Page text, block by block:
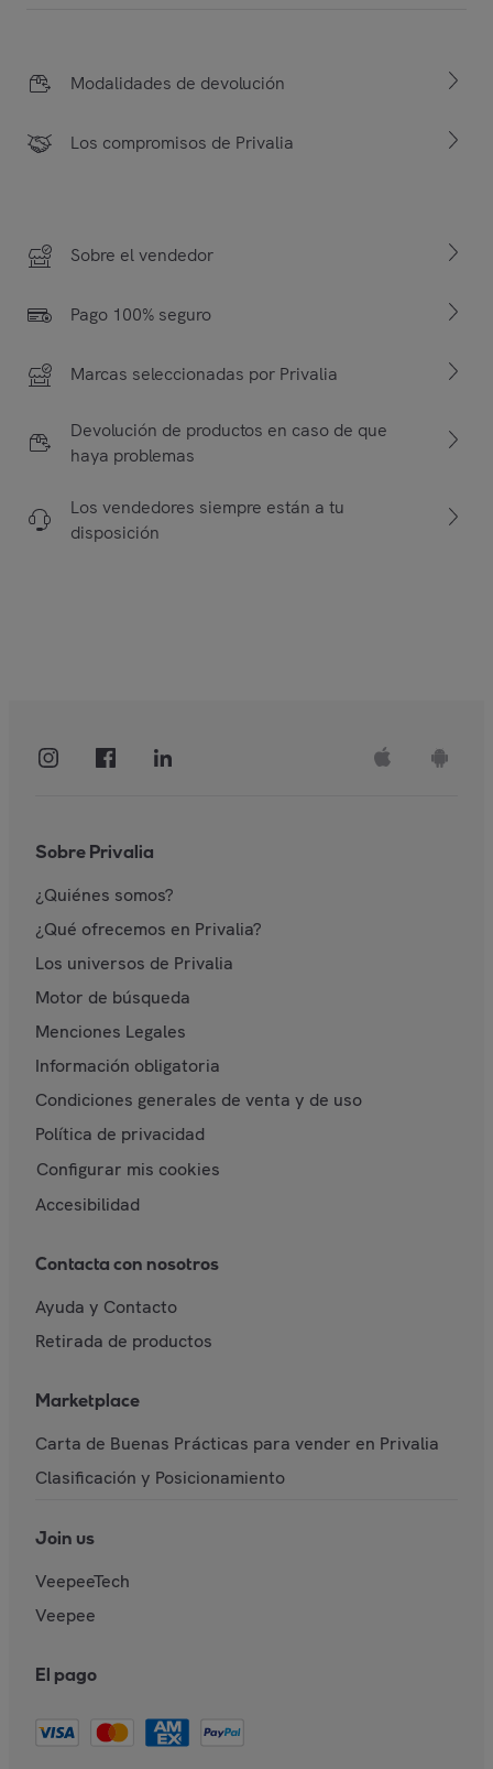
Modalidades de devolución
Los compromisos de Privalia
Sobre el vendedor
Pago 100% seguro
Marcas seleccionadas por Privalia
Devolución de productos en caso de que
haya problemas
Los vendedores siempre están a tu
disposición
Sobre Privalia
¿Quiénes somos?
¿Qué ofrecemos en Privalia?
Los universos de Privalia
Motor de búsqueda
Menciones Legales
Información obligatoria
Condiciones generales de venta y de uso
Política de privacidad
Configurar mis cookies
Accesibilidad
Contacta con nosotros
Ayuda y Contacto
Retirada de productos
Marketplace
Carta de Buenas Prácticas para vender en Privalia
Clasificación y Posicionamiento
Join us
VeepeeTech
Veepee
El pago